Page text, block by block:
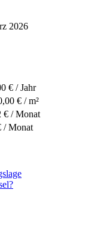
2026
€ / Jahr
€ / m²
€ / Monat
/ Monat